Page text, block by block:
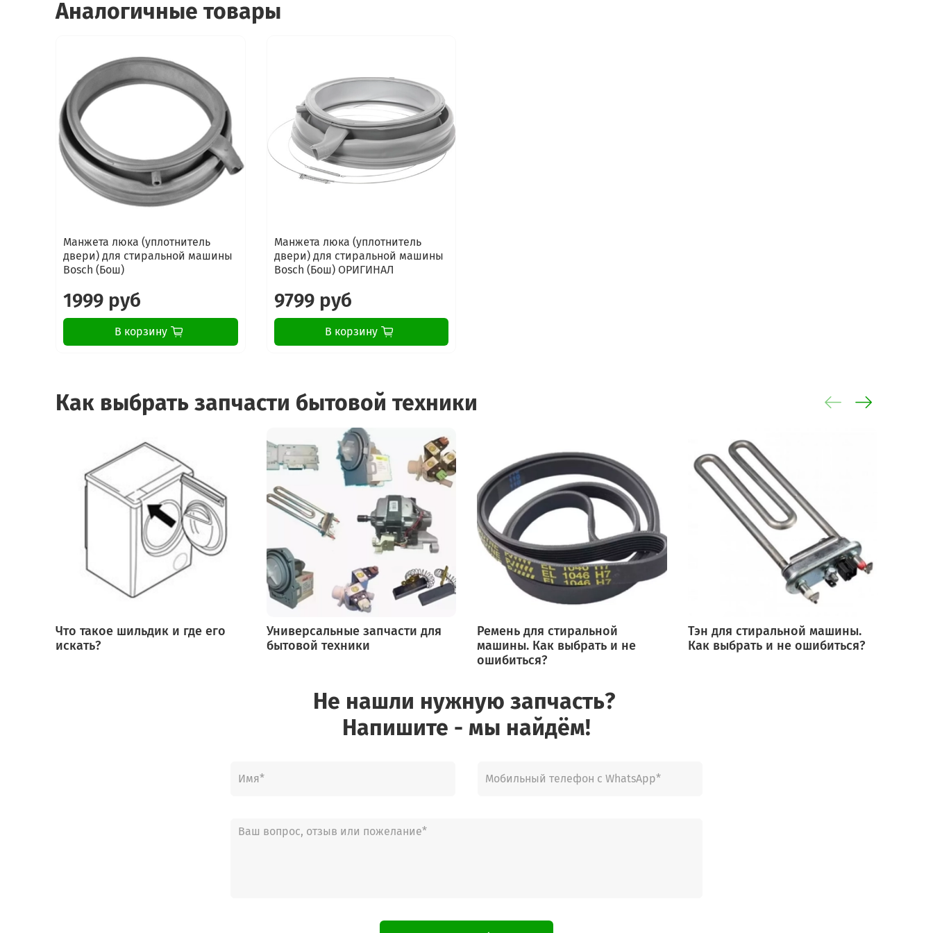
WAS24723IT/07
WAS24740EE/01
WAS24740EE/07
WAS2474XTR/04
WAS2474XTR/06
WAS2474XTR/07
WAS2474XTR/08
WAS247B1IT/16
WAS247B1IT/18
WAS247B1IT/20
WAS247B1IT/23
WAS247B2IT/01
WAS247B2IT/04
WAS247B2IT/07
WAS247B2IT/08
WAS247X1TR/01
WAS247X1TR/07
WAS28490SN/17
WAS28491/24
Аналогичные товары
Манжета люка (уплотнитель
двери) для стиральной машины
Bosch (Бош)
1999 руб
В корзину
Манжета люка (уплотнитель
двери) для стиральной машины
Bosch (Бош) ОРИГИНАЛ
9799 руб
В корзину
Как выбрать запчасти бытовой техники
Что такое шильдик и где его
искать?
Универсальные запчасти для
бытовой техники
Ремень для стиральной
машины. Как выбрать и не
ошибиться?
Тэн для стиральной машины.
Как выбрать и не ошибиться?
Не нашли нужную запчасть?
Напишите - мы найдём!